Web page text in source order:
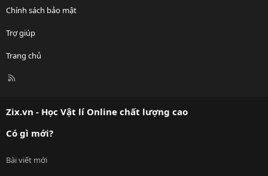
Chính sách bảo mật
Trợ giúp
Trang chủ
R
Zix.vn - Học Vật lí Online chất lượng cao
Có gì mới?
Bài viết mới